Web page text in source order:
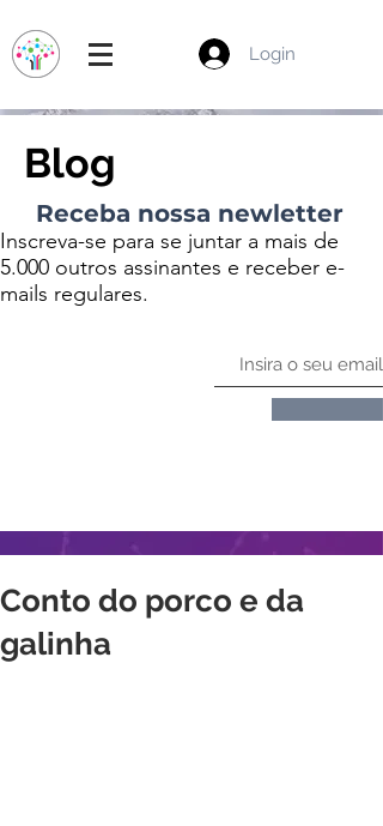
Login
Blog
Receba nossa newletter
Inscreva-se para se juntar a mais de
5.000 outros assinantes e receber e-
mails regulares.
Conto do porco e da
galinha